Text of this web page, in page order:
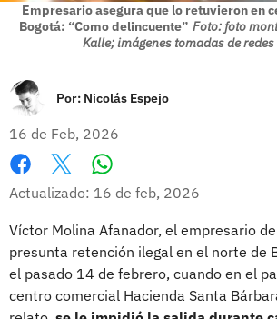
Empresario asegura que lo retuvieron en
Bogotá: “Como delincuente” Foto: foto
Kalle; imágenes tomadas de
Por: Nicolás Espejo
16 de Feb, 2026
Facebook
X
Actualizado: 16 de feb, 2026
Víctor Molina Afanador, el empresario
presunta retención ilegal en el norte de
el pasado 14 de febrero, cuando en el
centro comercial Hacienda Santa